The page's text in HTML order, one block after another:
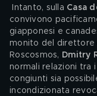
Intanto, sulla Casa
convivono
giapponesi e
monito del direttore
Roscosmos, Dmitry
normali relazioni tra
congiunti sia
incondizionata